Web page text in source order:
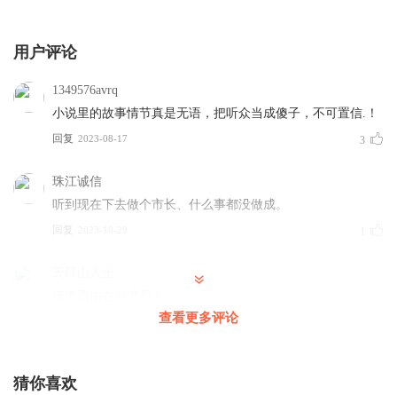
用户评论
1349576avrq
小说里的故事情节真是无语，把听众当成傻子，不可置信.！
回复 2023-08-17 3
珠江诚信
听到现在下去做个市长、什么事都没做成。
回复
王局长是皇帝吗？那儿了当然是皇太了！
查看更多评论
猜你喜欢